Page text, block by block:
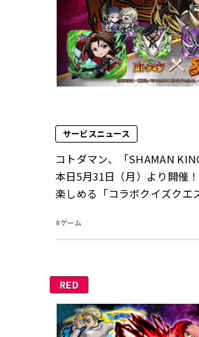
サービスニュース
コトダマン、「SHAMAN
本日5月31日（月）より開催
楽しめる「コラボクイズクエ
#ゲーム
RED